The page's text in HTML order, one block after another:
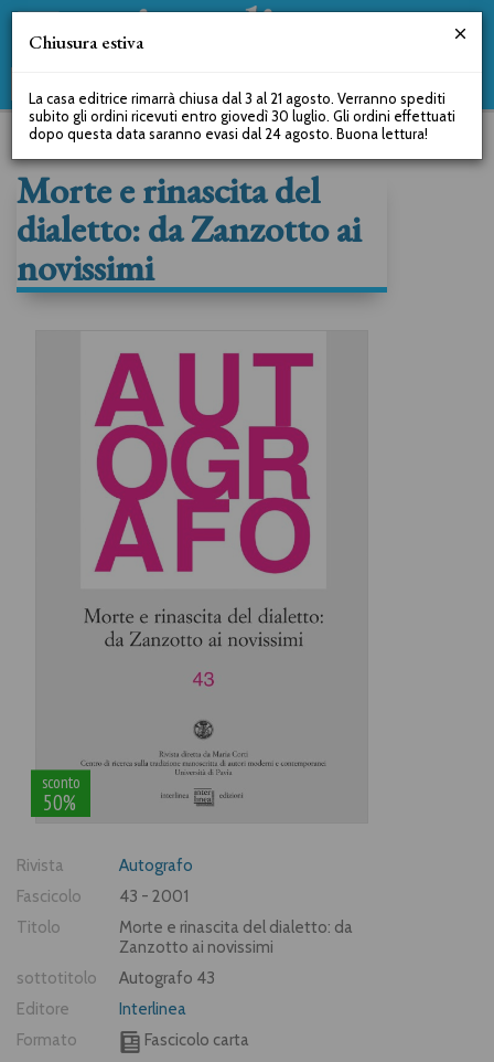
Morte e rinascita del
dialetto: da Zanzotto ai
novissimi
sconto
50%
Rivista
Autografo
Fascicolo
43 - 2001
Titolo
Morte e rinascita del dialetto: da
Zanzotto ai novissimi
sottotitolo
Autografo 43
Editore
Interlinea
Formato
Fascicolo carta
Chiusura estiva
La casa editrice rimarrà chiusa dal 3 al 21 agosto. Verranno spediti
subito gli ordini ricevuti entro giovedì 30 luglio. Gli ordini effettuati
dopo questa data saranno evasi dal 24 agosto. Buona lettura!